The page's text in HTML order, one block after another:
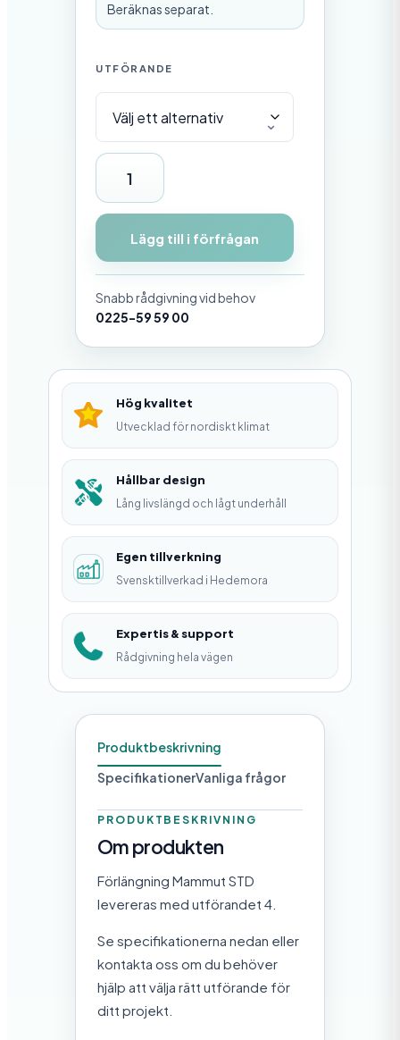
Beräknas separat.
UTFÖRANDE
F
ö
r
l
ä
n
n
n
g
M
a
m
m
S
T
D
m
ä
g
d
Lägg till i förfrågan
Snabb rådgivning vid behov
0225-59 59 00
Hög kvalitet
Utvecklad för nordiskt klimat
Hållbar design
Lång livslängd och lågt underhåll
Egen tillverkning
Svensktillverkad i Hedemora
Expertis & support
Rådgivning hela vägen
Produktbeskrivning
SpecifikationerVanliga frågor
PRODUKTBESKRIVNING
Om produkten
Förlängning Mammut STD
levereras med utförandet 4.
Se specifikationerna nedan eller
kontakta oss om du behöver
hjälp att välja rätt utförande för
ditt projekt.